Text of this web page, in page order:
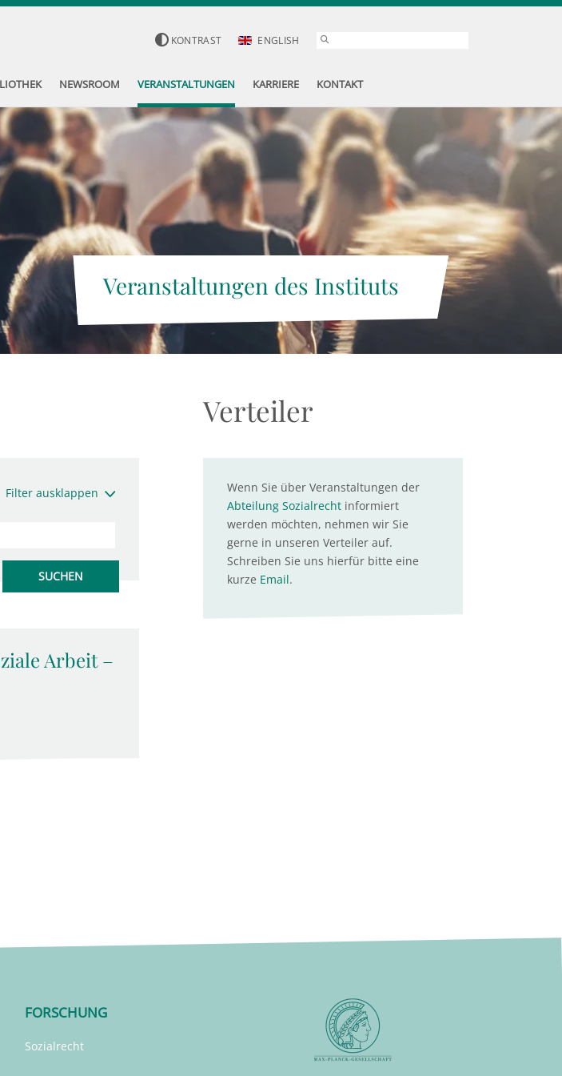
KONTRAST ENGLISH
NEWSROOM VERANSTALTUNGEN KARRIERE KONTAKT
Veranstaltungen des Instituts
Filter ausklappen
Arbeit –
Verteiler
Wenn Sie über Veranstaltungen der
Abteilung Sozialrechtinformiert
werden möchten, nehmen wir Sie
gerne in unseren Verteiler auf.
Schreiben Sie uns hierfür bitte eine
kurze Email.
FORSCHUNG
Sozialrecht